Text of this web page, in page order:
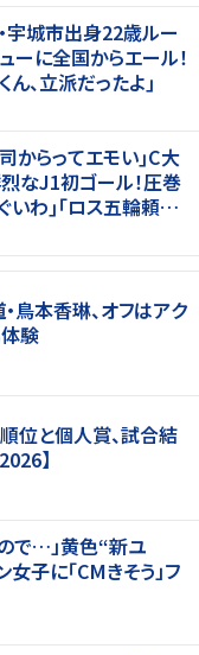
宇城市出身22歳ルー
ーに全国からエール！
、立派だったよ｣
からってエモい｣C大
なJ1初ゴール！圧巻
いわ｣｢ロス五輪頼む
鳥本香琳、オフはアク
験
と個人賞、試合結
】
で…」黄色“新ユ
子に「CMきそう」フ